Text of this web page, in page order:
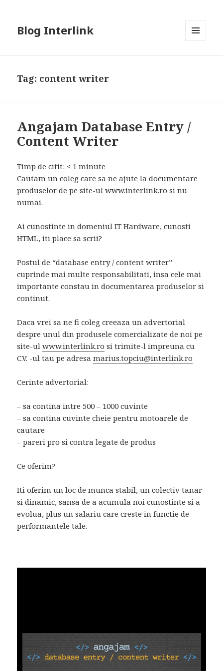
Blog Interlink
Tag: content writer
Angajam Database Entry /
Content Writer
Timp de citit: < 1 minute
Cautam un coleg care sa ne ajute la documentare
produselor de pe site-ul www.interlink.ro si nu
numai.
Ai cunostinte in domeniul IT Hardware, cunosti
HTML, iti place sa scrii?
Postul de “database entry / content writer”
cuprinde mai multe responsabilitati, insa cele mai
importante constau in documentarea produselor si
continut.
Daca vrei sa ne fi coleg creeaza un advertorial
despre unul din produsele comercializate de noi pe
site-ulwww.interlink.ro si trimite-l impreuna cu
C.V. -ul tau pe adresamarius.topciu@interlink.ro
Cerinte advertorial:
– sa contina intre 500 – 1000 cuvinte
– sa contina cuvinte cheie pentru motoarele de
cautare
– pareri pro si contra legate de produs
Ce oferim?
Iti oferim un loc de munca stabil, un colectiv tanar
si dinamic, sansa de a acumula noi cunostinte si a
evolua, plus un salariu care creste in functie de
performantele tale.